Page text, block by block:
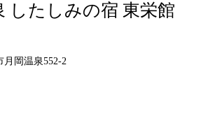
したしみの宿 東栄館
月岡温泉552-2